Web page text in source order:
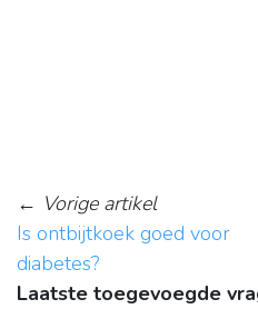
← Vorige artikel
Is ontbijtkoek goed voor
diabetes?
Laatste toegevoegde